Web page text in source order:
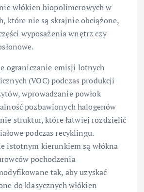
włókien biopolimerowych w
które nie są skrajnie obciążone,
wyposażenia wnętrz czy
ograniczanie emisji lotnych
(VOC) podczas produkcji
wprowadzanie powłok
pozbawionych halogenów
struktur, które łatwiej rozdzielić
podczas recyklingu.
istotnym kierunkiem są włókna
pochodzenia
tak, aby uzyskać
do klasycznych włókien